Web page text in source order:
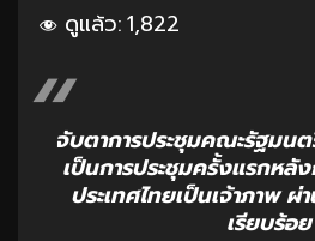
ดูแล้ว:1,822
จับตาการประชุมคณะรัฐมน
เป็นการประชุมครั้งแรกหลัง
ประเทศไทยเป็นเจ้าภาพ
เรียบร้อย